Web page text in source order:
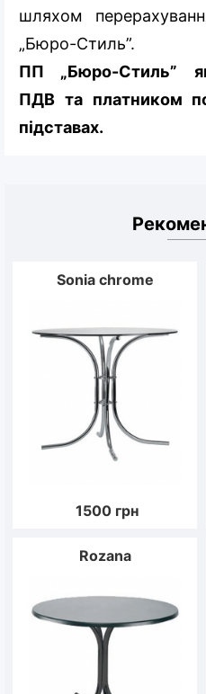
шляхом
„Бюро-Стиль”.
ПП „Бюро-Стиль”
ПДВ та платником
підставах.
Sonia chrome
1500 грн
Rozana